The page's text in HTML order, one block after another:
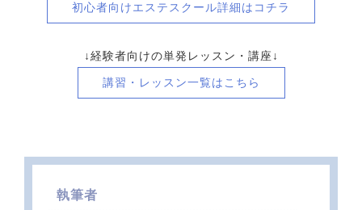
初心者向け エステスクール詳細はコチラ
↓経験者向けの単発レッスン・講座↓
講習・レッスン一覧はこちら
執筆者